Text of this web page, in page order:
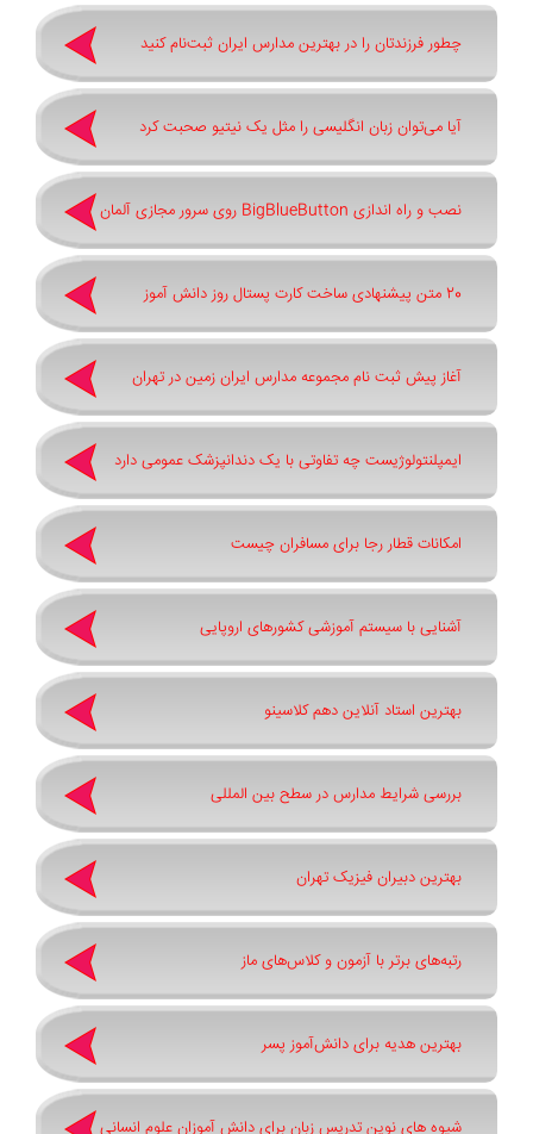
چطور فرزندتان را در بهترین مدارس ایران ثبت‌نام کنید
آیا می‌توان زبان انگلیسی را مثل یک نیتیو صحبت کرد
نصب و راه اندازی BigBlueButton روی سرور مجازی آلمان
20 متن پیشنهادی ساخت کارت پستال روز دانش آموز
آغاز پیش ثبت‌ نام مجموعه مدارس ایران زمین در تهران
ایمپلنتولوژیست چه تفاوتی با یک دندانپزشک عمومی دارد
امکانات قطار رجا برای مسافران چیست
آشنایی با سیستم آموزشی کشورهای اروپایی
بهترین استاد آنلاین دهم کلاسینو
بررسی شرایط مدارس در سطح بین المللی
بهترین دبیران فیزیک تهران
رتبه‌های برتر با آزمون و کلاس‌های ماز
بهترین هدیه برای دانش‌آموز پسر
شیوه های نوین تدریس زبان برای دانش آموزان علوم انسانی